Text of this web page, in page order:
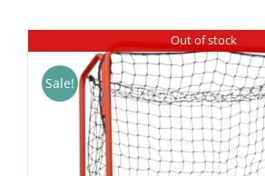
Out of stock
Sale!